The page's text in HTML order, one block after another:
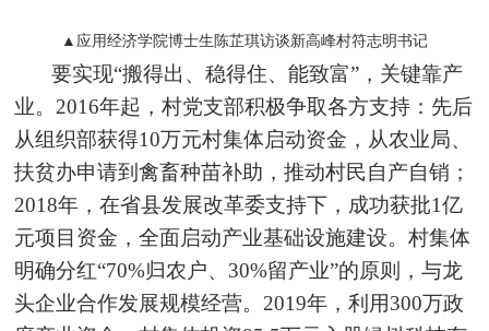
▲应用经济学院博士生陈芷琪访谈新高峰村符志明书记
要实现“搬得出、稳得住、能致富”，关键靠产
业。2016年起，村党支部积极争取各方支持：先后
从组织部获得10万元村集体启动资金，从农业局、
扶贫办申请到禽畜种苗补助，推动村民自产自销；
2018年，在省县发展改革委支持下，成功获批1亿
元项目资金，全面启动产业基础设施建设。村集体
明确分红“70%归农户、30%留产业”的原则，与龙
头企业合作发展规模经营。2019年，利用300万政